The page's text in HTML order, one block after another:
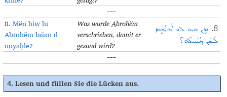
---
8.Mën hiw lu
Abrohëm lašan d
noyaḥle?
Was wurde Abrohëm
verschrieben, damit er
gesund wird?
8. ܡܷܢ ܗܝܘ ܠܘ ܐܰܒܪܳܗܷܡ
ܠܰܫܰܢ ܕܢܳܝܰܚܠܶܗ؟
---
4. Lesen und füllen Sie die Lücken aus.